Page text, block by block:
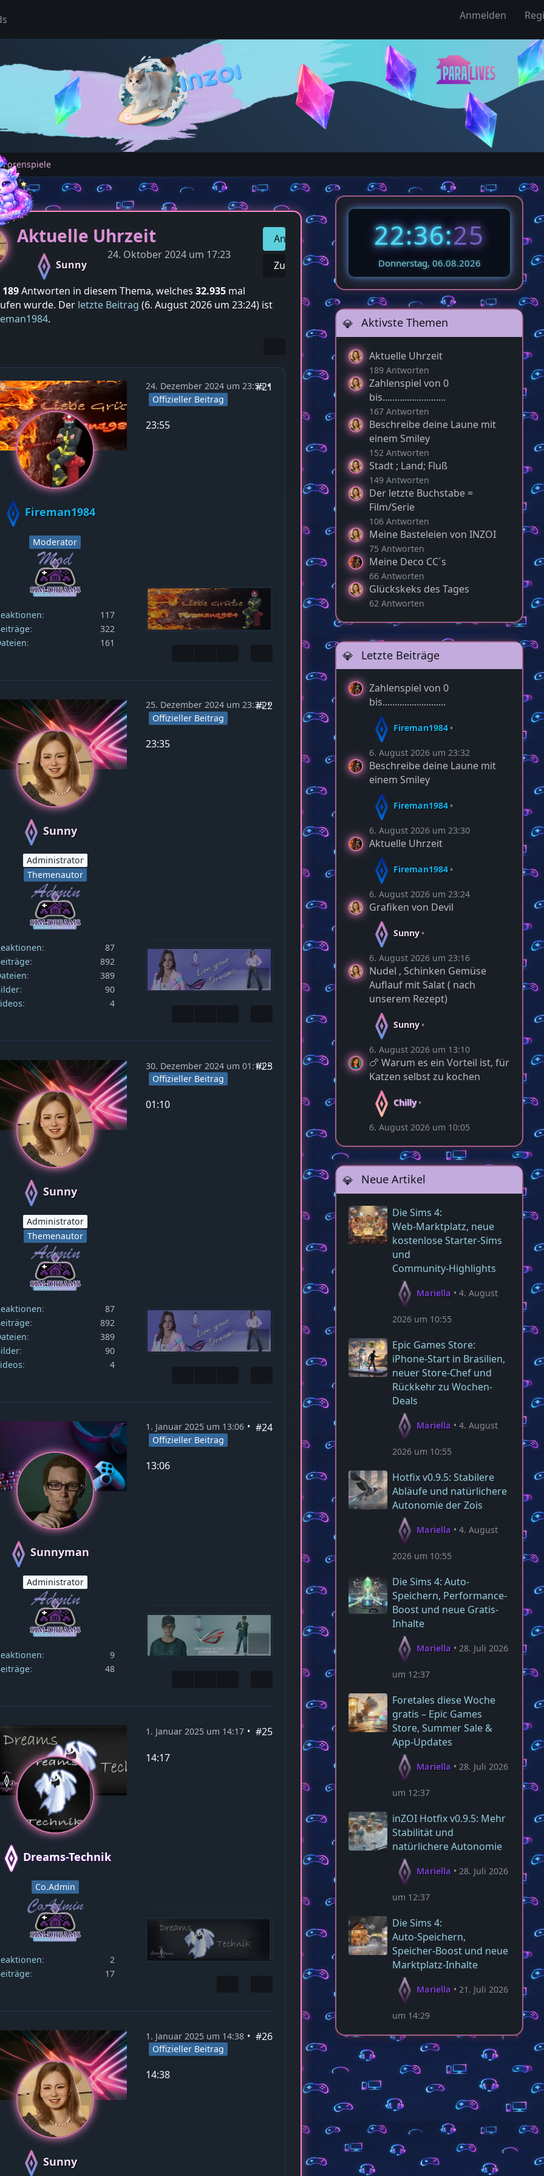
Anmelden
Aktuelle Uhrzeit
Sunny
24. Oktober 2024 um 17:23
Antworten
Zum letzten Beitrag
189Antworten in diesem Thema, welches 32.935 mal
wurde. Der letzte Beitrag (6. August 2026 um 23:24) ist
.
Fireman1984
Moderator
117
322
161
24. Dezember 2024 um 23:55
Offizieller Beitrag
#21
23:55
Sunny
Administrator
Themenautor
87
892
389
90
4
25. Dezember 2024 um 23:35
Offizieller Beitrag
#22
23:35
Sunny
Administrator
Themenautor
87
892
389
90
4
30. Dezember 2024 um 01:10
Offizieller Beitrag
#23
01:10
Sunnyman
Administrator
9
48
1. Januar 2025 um 13:06
Offizieller Beitrag
#24
13:06
Dreams-Technik
Co.Admin
2
17
1. Januar 2025 um 14:17
#25
14:17
Sunny
1. Januar 2025 um 14:38
Offizieller Beitrag
#26
14:38
22:36:27
Donnerstag, 06.08.2026
Aktivste Themen
Aktuelle Uhrzeit
189 Antworten
Zahlenspiel von 0
bis..........................
167 Antworten
Beschreibe deine Laune mit
einem Smiley
152 Antworten
Stadt ; Land; Fluß
149 Antworten
Der letzte Buchstabe =
Film/Serie
106 Antworten
Meine Basteleien von INZOI
75 Antworten
Meine Deco CC´s
66 Antworten
Glückskeks des Tages
62 Antworten
Letzte Beiträge
Zahlenspiel von 0
bis..........................
Fireman1984
6. August 2026 um 23:32
Beschreibe deine Laune mit
einem Smiley
Fireman1984
6. August 2026 um 23:30
Aktuelle Uhrzeit
Fireman1984
6. August 2026 um 23:24
Grafiken von Devil
Sunny
6. August 2026 um 23:16
Nudel , Schinken Gemüse
Auflauf mit Salat ( nach
unserem Rezept)
Sunny
6. August 2026 um 13:10
🍗 Warum es ein Vorteil ist, für
Katzen selbst zu kochen
Chilly
6. August 2026 um 10:05
Neue Artikel
Die Sims 4:
Web‑Marktplatz, neue
kostenlose Starter‑Sims
und
Community‑Highlights
Mariella 4. August
2026 um 10:55
Epic Games Store:
iPhone-Start in Brasilien,
neuer Store-Chef und
Rückkehr zu Wochen-
Deals
Mariella 4. August
2026 um 10:55
Hotfix v0.9.5: Stabilere
Abläufe und natürlichere
Autonomie der Zois
Mariella 4. August
2026 um 10:55
Die Sims 4: Auto-
Speichern, Performance-
Boost und neue Gratis-
Inhalte
Mariella 28. Juli 2026
um 12:37
Foretales diese Woche
gratis – Epic Games
Store, Summer Sale &
App‑Updates
Mariella 28. Juli 2026
um 12:37
inZOI Hotfix v0.9.5: Mehr
Stabilität und
natürlichere Autonomie
Mariella 28. Juli 2026
um 12:37
Die Sims 4:
Auto‑Speichern,
Speicher‑Boost und neue
Marktplatz‑Inhalte
Mariella 21. Juli 2026
um 14:29